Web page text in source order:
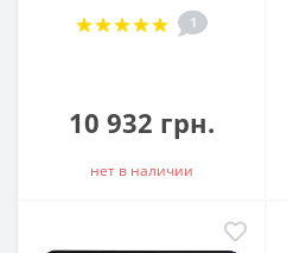
1
10 932 грн.
нет в наличии